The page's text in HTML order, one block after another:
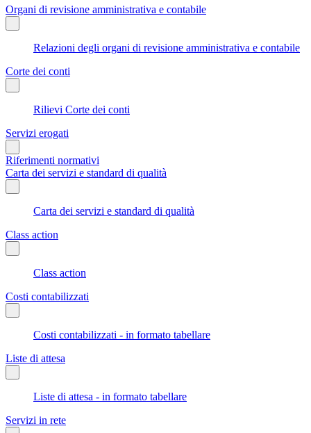
Organi di revisione amministrativa e contabile
Relazioni degli organi di revisione amministrativa e contabile
Corte dei conti
Rilievi Corte dei conti
Servizi erogati
Riferimenti normativi
Carta dei servizi e standard di qualità
Carta dei servizi e standard di qualità
Class action
Class action
Costi contabilizzati
Costi contabilizzati - in formato tabellare
Liste di attesa
Liste di attesa - in formato tabellare
Servizi in rete